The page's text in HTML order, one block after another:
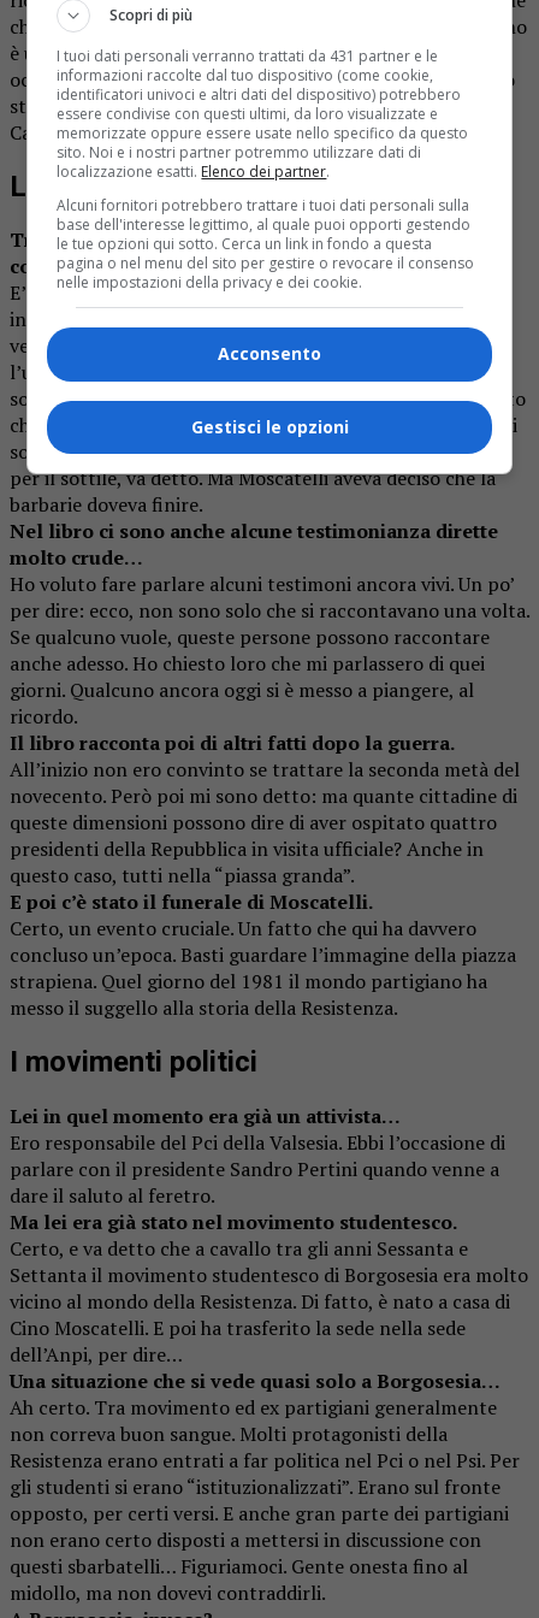
che hanno dato il loro contributo alla Resistenza. Qualcuno
è un po’ forzato, ma ci sono tantissimi altri che magari
occasionalmente hanno aiutato i partigiani. E i morti sono
stati davvero molti: 108, come ricordato nella Torre
Campanaria. Per una cittadina così, è una strage.
La Resistenza
Tra i partigiani, senza dubbio Cino Moscatelli è il più
conosciuto.
E’ stato oggettivamente un punto di riferimento
incredibile. Ma anche una persona che incarnava valori
veramente civili. Basti pensare a una cosa: Borgosesia è
l’unico centro della zona dove dal 24 aprile 1945 non ci
sono più morti fascisti. Il motivo? Moscatelli aveva stabilito
che dovessero essere processati. In moltissimi altri posti si
sono invece regolati vecchi conti, e non si è certo andato
per il sottile, va detto. Ma Moscatelli aveva deciso che la
barbarie doveva finire.
Nel libro ci sono anche alcune testimonianza dirette
molto crude…
Ho voluto fare parlare alcuni testimoni ancora vivi. Un po’
per dire: ecco, non sono solo che si raccontavano una volta.
Se qualcuno vuole, queste persone possono raccontare
anche adesso. Ho chiesto loro che mi parlassero di quei
giorni. Qualcuno ancora oggi si è messo a piangere, al
ricordo.
Il libro racconta poi di altri fatti dopo la guerra.
All’inizio non ero convinto se trattare la seconda metà del
novecento. Però poi mi sono detto: ma quante cittadine di
queste dimensioni possono dire di aver ospitato quattro
presidenti della Repubblica in visita ufficiale? Anche in
questo caso, tutti nella “piassa granda”.
E poi c’è stato il funerale di Moscatelli.
Certo, un evento cruciale. Un fatto che qui ha davvero
concluso un’epoca. Basti guardare l’immagine della piazza
strapiena. Quel giorno del 1981 il mondo partigiano ha
messo il suggello alla storia della Resistenza.
I movimenti politici
Lei in quel momento era già un attivista…
Ero responsabile del Pci della Valsesia. Ebbi l’occasione di
parlare con il presidente Sandro Pertini quando venne a
dare il saluto al feretro.
Ma lei era già stato nel movimento studentesco.
Certo, e va detto che a cavallo tra gli anni Sessanta e
Settanta il movimento studentesco di Borgosesia era molto
vicino al mondo della Resistenza. Di fatto, è nato a casa di
Cino Moscatelli. E poi ha trasferito la sede nella sede
dell’Anpi, per dire…
Una situazione che si vede quasi solo a Borgosesia…
Ah certo. Tra movimento ed ex partigiani generalmente
non correva buon sangue. Molti protagonisti della
Resistenza erano entrati a far politica nel Pci o nel Psi. Per
gli studenti si erano “istituzionalizzati”. Erano sul fronte
opposto, per certi versi. E anche gran parte dei partigiani
non erano certo disposti a mettersi in discussione con
questi sbarbatelli… Figuriamoci. Gente onesta fino al
midollo, ma non dovevi contraddirli.
Scopri di più
I tuoi dati personali verranno trattati da 431 partner e le
informazioni raccolte dal tuo dispositivo (come cookie,
identificatori univoci e altri dati del dispositivo) potrebbero
essere condivise con questi ultimi, da loro visualizzate e
memorizzate oppure essere usate nello specifico da questo
sito. Noi e i nostri partner potremmo utilizzare dati di
localizzazione esatti. Elenco dei partner.
Alcuni fornitori potrebbero trattare i tuoi dati personali sulla
base dell'interesse legittimo, al quale puoi opporti gestendo
le tue opzioni qui sotto. Cerca un link in fondo a questa
pagina o nel menu del sito per gestire o revocare il consenso
nelle impostazioni della privacy e dei cookie.
Acconsento
Gestisci le opzioni